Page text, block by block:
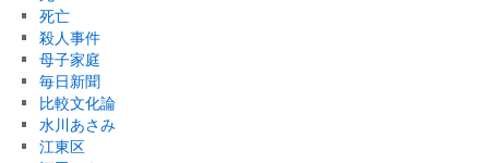
死亡
殺人事件
母子家庭
毎日新聞
比較文化論
水川あさみ
江東区